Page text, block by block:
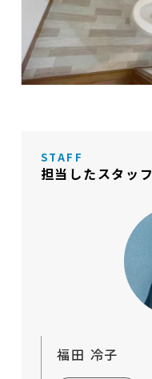
STAFF
担当したスタッフ
福田 冷子